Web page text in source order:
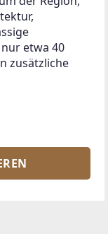
etwa 40
zusätzliche